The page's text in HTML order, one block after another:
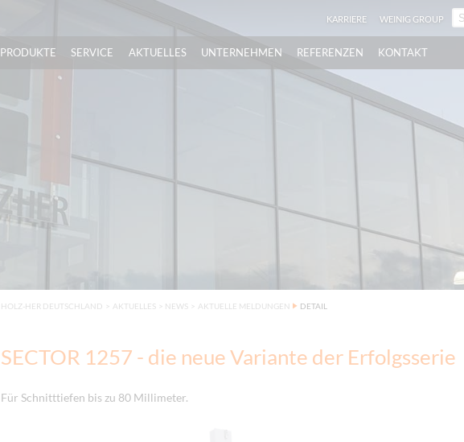
KARRIERE WEINIG GROUP
PRODUKTE SERVICE AKTUELLES UNTERNEHMEN REFERENZEN KONTAKT
HOLZ-HER DEUTSCHLAND > AKTUELLES > NEWS > AKTUELLE MELDUNGEN DETAIL
SECTOR 1257 - die neue Variante der Erfolgsserie
Für Schnitttiefen bis zu 80 Millimeter.